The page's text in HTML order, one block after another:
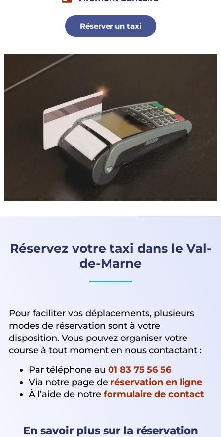
Réserver un taxi
Réservez votre taxi dans le Val-
de-Marne
Pour faciliter vos déplacements, plusieurs
modes de réservation sont à votre
disposition. Vous pouvez organiser votre
course à tout moment en nous contactant :
Par téléphone au 01 83 75 56 56
Via notre page de réservation en ligne
À l’aide de notre formulaire de contact
En savoir plus sur la réservation